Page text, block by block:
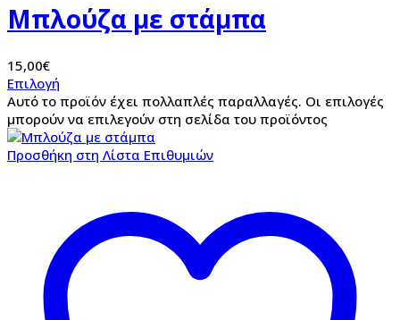
Μπλούζα με στάμπα
15,00€
Επιλογή
Αυτό το προϊόν έχει πολλαπλές παραλλαγές. Οι επιλογές
μπορούν να επιλεγούν στη σελίδα του προϊόντος
Προσθήκη στη Λίστα Επιθυμιών